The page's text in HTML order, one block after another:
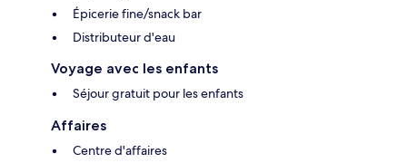
Épicerie fine/snack bar
Distributeur d'eau
Voyage avec les enfants
Séjour gratuit pour les enfants
Affaires
Centre d'affaires